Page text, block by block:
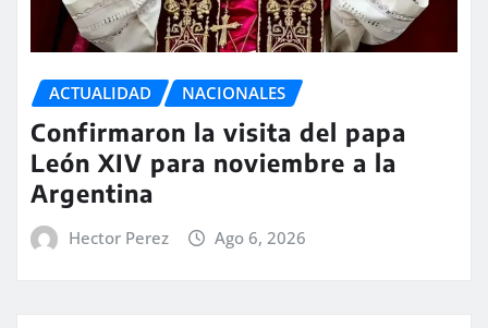
ACTUALIDAD NACIONALES
Confirmaron la visita del papa
León XIV para noviembre a la
Argentina
Hector Perez Ago 6, 2026